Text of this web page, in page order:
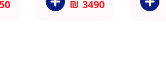
₪ 3490